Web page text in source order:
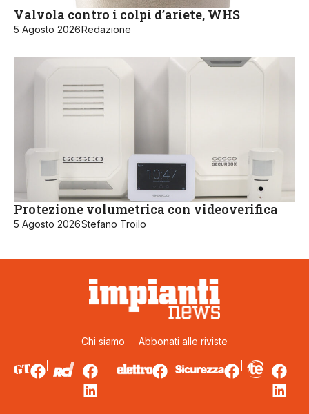
Valvola contro i colpi d’ariete, WHS
5 Agosto 2026Redazione
Protezione volumetrica con videoverifica
5 Agosto 2026Stefano Troilo
Chi siamo Abbonati alle riviste